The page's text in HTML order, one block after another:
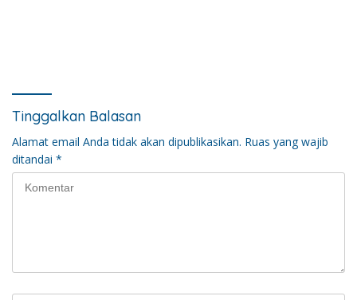
Tinggalkan Balasan
Alamat email Anda tidak akan dipublikasikan. Ruas yang wajib
ditandai *